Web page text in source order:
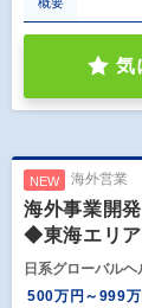
概要
気
NEW 海外営業
海外事業開
◆東海エリア
日系グローバル
500万円～999万